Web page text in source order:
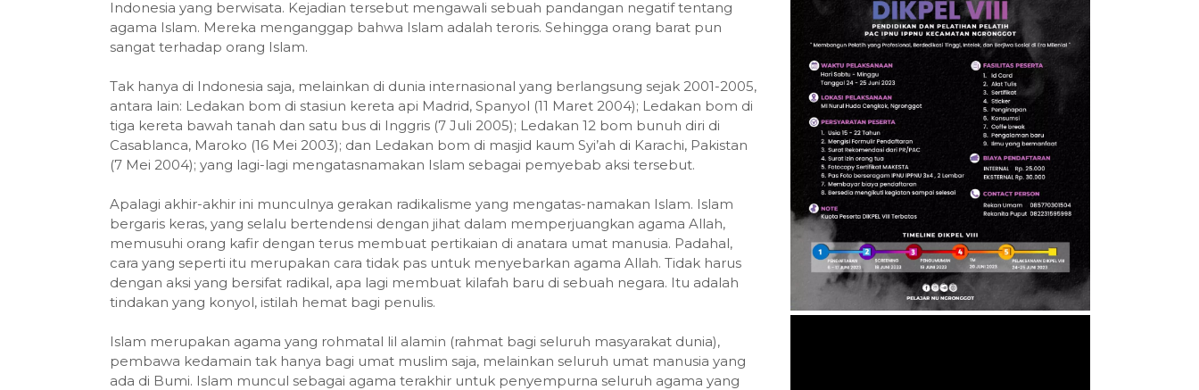
Indonesia yang berwisata. Kejadian tersebut mengawali sebuah pandangan negatif tentang
agama Islam. Mereka menganggap bahwa Islam adalah teroris. Sehingga orang barat pun
sangat terhadap orang Islam.
Tak hanya di Indonesia saja, melainkan di dunia internasional yang berlangsung sejak 2001-2005,
antara lain: Ledakan bom di stasiun kereta api Madrid, Spanyol (11 Maret 2004); Ledakan bom di
tiga kereta bawah tanah dan satu bus di Inggris (7 Juli 2005); Ledakan 12 bom bunuh diri di
Casablanca, Maroko (16 Mei 2003); dan Ledakan bom di masjid kaum Syi’ah di Karachi, Pakistan
(7 Mei 2004); yang lagi-lagi mengatasnamakan Islam sebagai pemyebab aksi tersebut.
Apalagi akhir-akhir ini munculnya gerakan radikalisme yang mengatas-namakan Islam. Islam
bergaris keras, yang selalu bertendensi dengan jihat dalam memperjuangkan agama Allah,
memusuhi orang kafir dengan terus membuat pertikaian di anatara umat manusia. Padahal,
cara yang seperti itu merupakan cara tidak pas untuk menyebarkan agama Allah. Tidak harus
dengan aksi yang bersifat radikal, apa lagi membuat kilafah baru di sebuah negara. Itu adalah
tindakan yang konyol, istilah hemat bagi penulis.
Islam merupakan agama yang rohmatal lil alamin (rahmat bagi seluruh masyarakat dunia),
pembawa kedamain tak hanya bagi umat muslim saja, melainkan seluruh umat manusia yang
ada di Bumi. Islam muncul sebagai agama terakhir untuk penyempurna seluruh agama yang